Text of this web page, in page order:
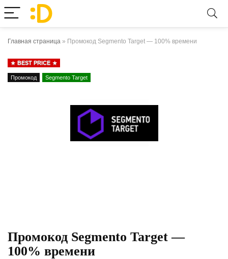
Главная страница » Промокод Segmento Target — 100% времени
BEST PRICE
Промокод Segmento Target
Промокод Segmento Target —
100% времени